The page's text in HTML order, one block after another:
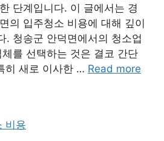
단계입니다. 이 글에서는 경
의 입주청소 비용에 대해 깊이
. 청송군 안덕면에서의 청소업
를 선택하는 것은 결코 간단
히 새로 이사한 … Read more
비용